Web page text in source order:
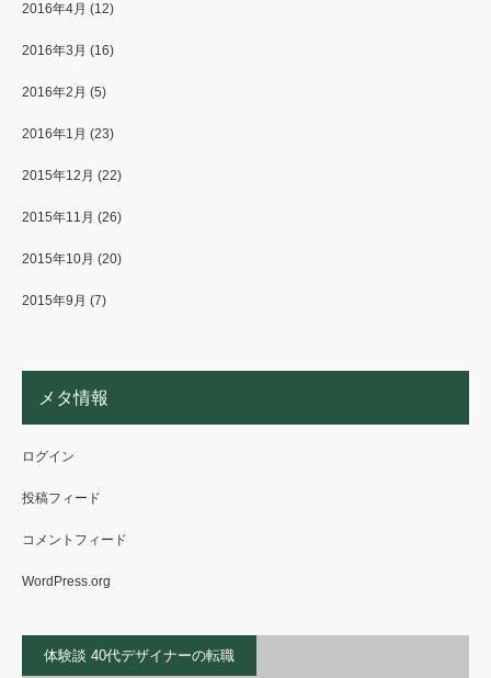
2016年4月 (12)
2016年3月 (16)
2016年2月 (5)
2016年1月 (23)
2015年12月 (22)
2015年11月 (26)
2015年10月 (20)
2015年9月 (7)
メタ情報
ログイン
投稿フィード
コメントフィード
WordPress.org
体験談 40代デザイナーの転職